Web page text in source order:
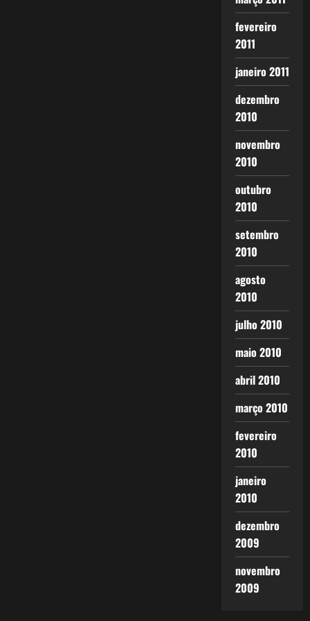
fevereiro
2011
janeiro 2011
dezembro
2010
novembro
2010
outubro
2010
setembro
2010
agosto
2010
julho 2010
maio 2010
abril 2010
março 2010
fevereiro
2010
janeiro
2010
dezembro
2009
novembro
2009